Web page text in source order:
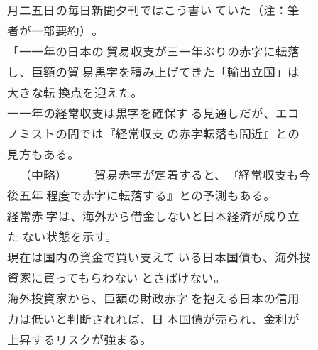
月二五日の毎日新聞夕刊ではこう書い ていた（注：筆
者が一部要約）。
「一一年の日本の 貿易収支が三一年ぶりの赤字に転落
し、巨額の貿 易黒字を積み上げてきた「輸出立国」は
大きな転 換点を迎えた。
一一年の経常収支は黒字を確保す る見通しだが、エコ
ノミストの間では『経常収支 の赤字転落も間近』との
見方もある。
（中略） 貿易赤字が定着すると、『経常収支も今
後五年 程度で赤字に転落する』との予測もある。
経常赤 字は、海外から借金しないと日本経済が成り立
た ない状態を示す。
現在は国内の資金で買い支えて いる日本国債も、海外投
資家に買ってもらわない とさばけない。
海外投資家から、巨額の財政赤字 を抱える日本の信用
力は低いと判断されれば、日 本国債が売られ、金利が
上昇するリスクが強まる。